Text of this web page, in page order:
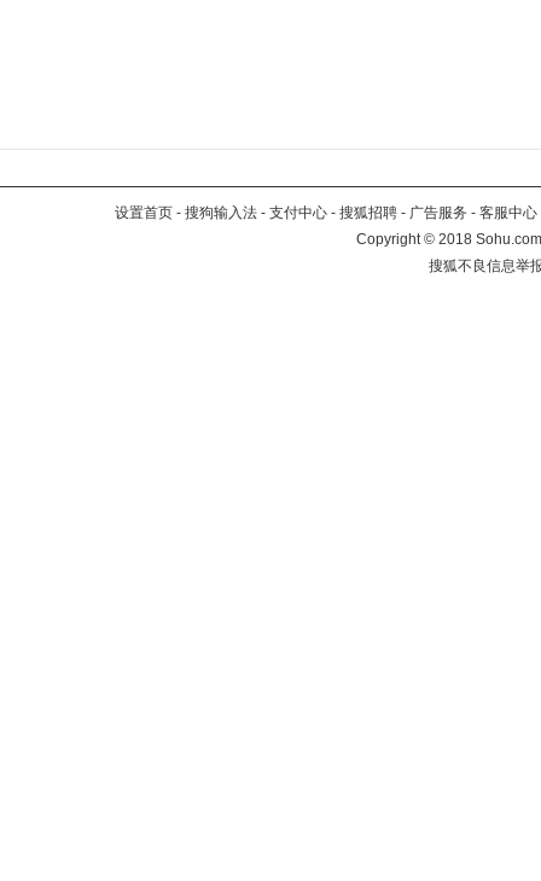
设置首页 - 搜狗输入法 - 支付中心 - 搜狐招聘 - 广告服务 - 客服中心
Copyright©2018
搜狐不良信息举